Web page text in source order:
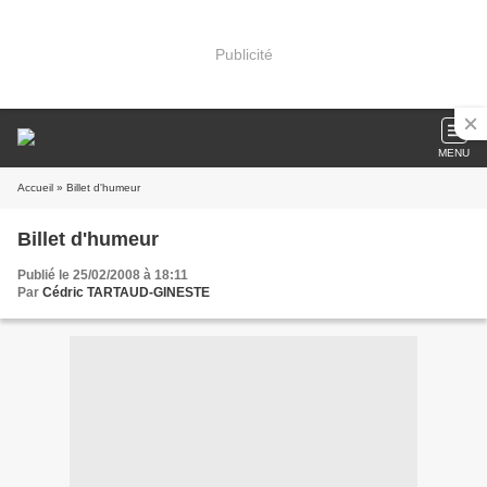
Publicité
MENU
Accueil » Billet d'humeur
Billet d'humeur
Publié le 25/02/2008 à 18:11
Par Cédric TARTAUD-GINESTE